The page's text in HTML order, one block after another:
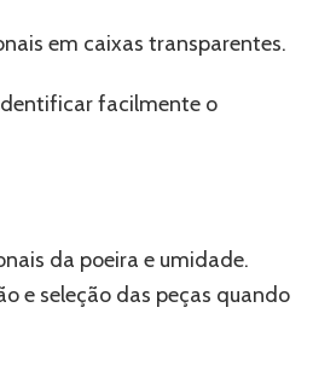
em caixas transparentes.
facilmente o
da poeira e umidade.
e seleção das peças quando